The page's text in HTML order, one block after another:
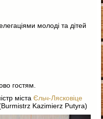
молоді та дітей
гостям.
містаЄльч-Лясковіце
Kazimierz Putyra)